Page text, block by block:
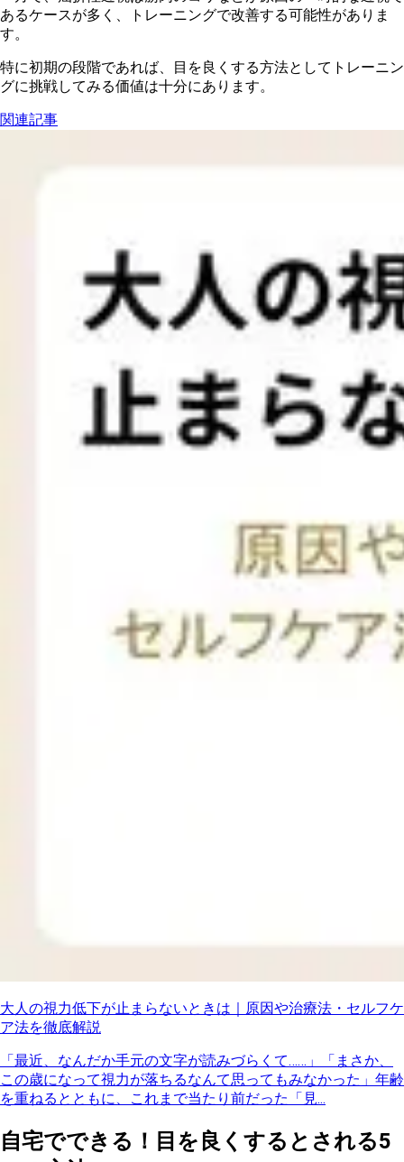
あるケースが多く、トレーニングで改善する可能性がありま
す。
特に初期の段階であれば、目を良くする方法としてトレーニン
グに挑戦してみる価値は十分にあります。
関連記事
大人の視力低下が止まらないときは｜原因や治療法・セルフケ
ア法を徹底解説
「最近、なんだか手元の文字が読みづらくて……」「まさか、
この歳になって視力が落ちるなんて思ってもみなかった」年齢
を重ねるとともに、これまで当たり前だった「見...
自宅でできる！目を良くするとされる5